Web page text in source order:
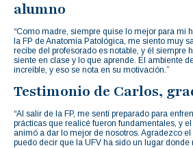
alumno
“Como madre, siempre quise lo mejor para mi
la FP de Anatomía Patológica, me siento muy
recibe del profesorado es notable, y él siempre
siente en clase y lo que aprende. El ambiente
increíble, y eso se nota en su motivación.”
Testimonio de Carlos,
“Al salir de la FP, me sentí preparado para
prácticas que realicé fueron fundamentales, y
animó a dar lo mejor de nosotros. Agradezco
puedo decir que la UFV ha sido un lugar donde